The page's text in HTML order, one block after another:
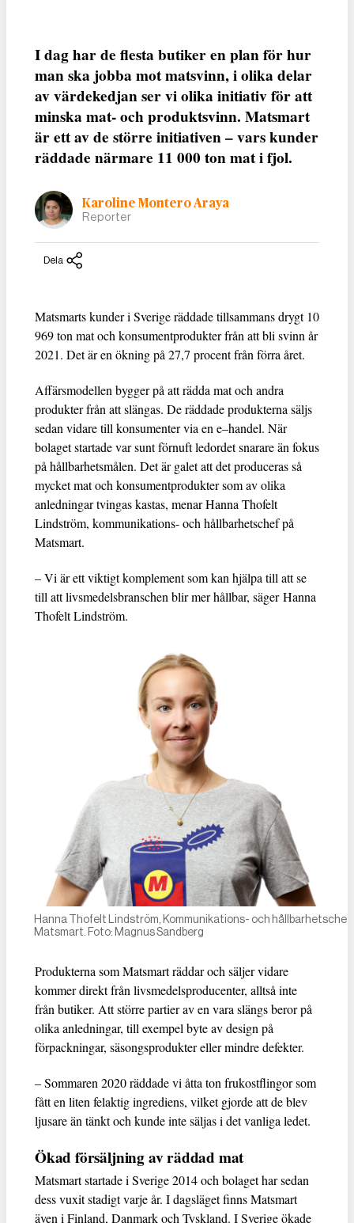
I dag har de flesta butiker en plan för hur
man ska jobba mot matsvinn, i olika delar
av värdekedjan ser vi olika initiativ för att
minska mat- och produktsvinn. Matsmart
är ett av de större initiativen – vars kunder
räddade närmare 11 000 ton mat i fjol.
Karoline Montero Araya
Reporter
Dela
Matsmarts kunder i Sverige räddade tillsammans drygt 10
969 ton mat och konsumentprodukter från att bli svinn år
2021. Det är en ökning på 27,7 procent från förra året.
Affärsmodellen bygger på att rädda mat och andra
produkter från att slängas. De räddade produkterna säljs
sedan vidare till konsumenter via en e–handel. När
bolaget startade var sunt förnuft ledordet snarare än fokus
på hållbarhetsmålen. Det är galet att det produceras så
mycket mat och konsumentprodukter som av olika
anledningar tvingas kastas, menar Hanna Thofelt
Lindström, kommunikations- och hållbarhetschef på
Matsmart.
– Vi är ett viktigt komplement som kan hjälpa till att se
till att livsmedelsbranschen blir mer hållbar, säger Hanna
Thofelt Lindström.
Hanna Thofelt Lindström, Kommunikations- och hållbarhetschef
Matsmart. Foto: Magnus Sandberg
Produkterna som Matsmart räddar och säljer vidare
kommer direkt från livsmedelsproducenter, alltså inte
från butiker. Att större partier av en vara slängs beror på
olika anledningar, till exempel byte av design på
förpackningar, säsongsprodukter eller mindre defekter.
– Sommaren 2020 räddade vi åtta ton frukostflingor som
fått en liten felaktig ingrediens, vilket gjorde att de blev
ljusare än tänkt och kunde inte säljas i det vanliga ledet.
Ökad försäljning av räddad mat
Matsmart startade i Sverige 2014 och bolaget har sedan
dess vuxit stadigt varje år. I dagsläget finns Matsmart
även i Finland, Danmark och Tyskland. I Sverige ökade